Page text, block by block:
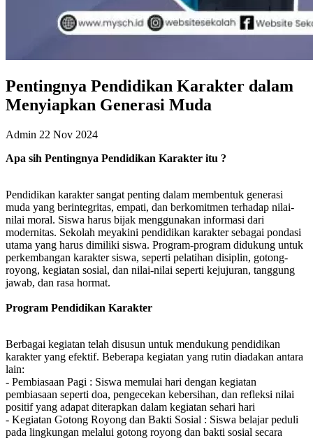
Pentingnya Pendidikan Karakter dalam
Menyiapkan Generasi Muda
Admin 22 Nov 2024
Apa sih Pentingnya Pendidikan Karakter itu ?
Pendidikan karakter sangat penting dalam membentuk generasi
muda yang berintegritas, empati, dan berkomitmen terhadap nilai-
nilai moral. Siswa harus bijak menggunakan informasi dari
modernitas. Sekolah meyakini pendidikan karakter sebagai pondasi
utama yang harus dimiliki siswa. Program-program didukung untuk
perkembangan karakter siswa, seperti pelatihan disiplin, gotong-
royong, kegiatan sosial, dan nilai-nilai seperti kejujuran, tanggung
jawab, dan rasa hormat.
Program Pendidikan Karakter
Berbagai kegiatan telah disusun untuk mendukung pendidikan
karakter yang efektif. Beberapa kegiatan yang rutin diadakan antara
lain:
- Pembiasaan Pagi : Siswa memulai hari dengan kegiatan
pembiasaan seperti doa, pengecekan kebersihan, dan refleksi nilai
positif yang adapat diterapkan dalam kegiatan sehari hari
- Kegiatan Gotong Royong dan Bakti Sosial : Siswa belajar peduli
pada lingkungan melalui gotong royong dan bakti sosial secara